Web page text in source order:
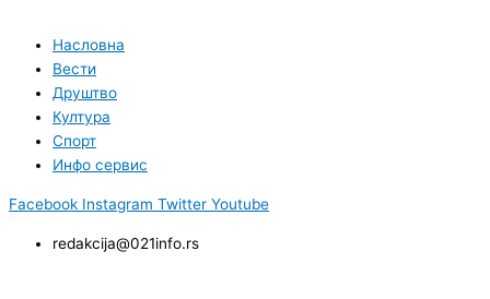
Насловна
Вести
Друштво
Култура
Спорт
Инфо сервис
Facebook Instagram Twitter Youtube
redakcija@021info.rs